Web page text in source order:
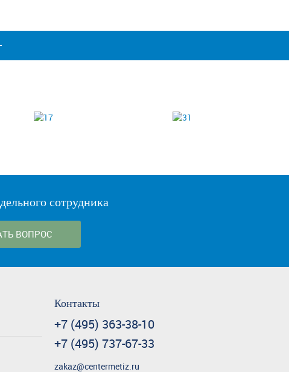
сотрудника
ВОПРОС
Контакты
+7 (495) 363-38-10
+7 (495) 737-67-33
zakaz@centermetiz.ru